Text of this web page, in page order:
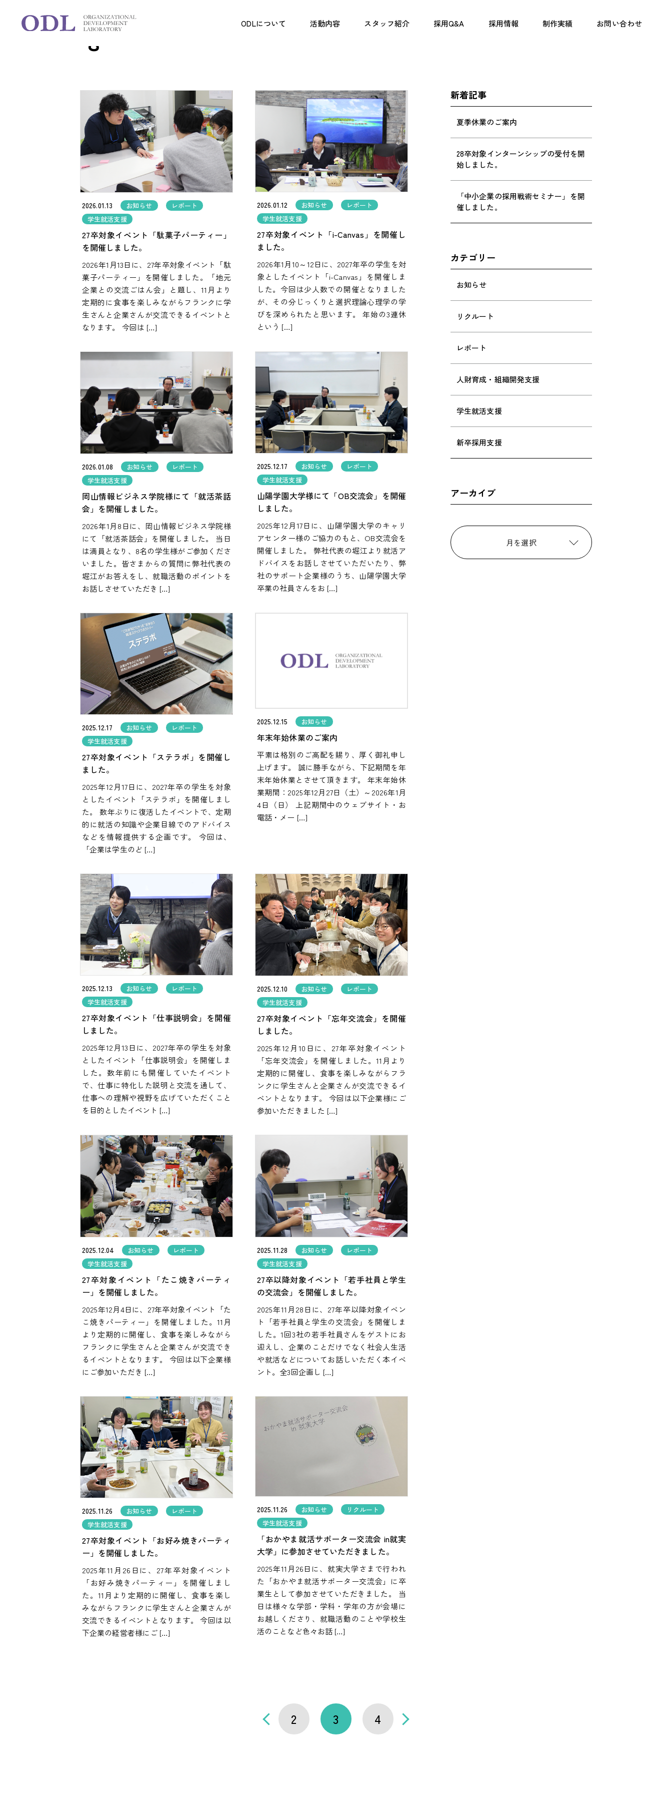
ODLについて 活動内容 スタッフ紹介 採用Q&A 採用情報 制作実績 お問い合わせ
Blog
2026.01.13 お知らせ
レポート
学生就活支援
27卒対象イベント「駄菓子パーティー」
を開催しました。
2026年1月13日に、27年卒対象イベント「駄
菓子パーティー」を開催しました。「地元
企業との交流ごはん会」と題し、11月より
定期的に食事を楽しみながらフランクに学
生さんと企業さんが交流できるイベントと
なります。 今回は […]
2026.01.12 お知らせ
レポート
学生就活支援
27卒対象イベント「i-Canvas」を開催し
ました。
2026年1月10～12日に、2027年卒の学生を対
象としたイベント「i-Canvas」を開催しま
した。今回は少人数での開催となりました
が、その分じっくりと選択理論心理学の学
びを深められたと思います。 年始の3連休
という […]
2026.01.08 お知らせ
レポート
学生就活支援
岡山情報ビジネス学院様にて「就活茶話
会」を開催しました。
2026年1月8日に、岡山情報ビジネス学院様
にて「就活茶話会」を開催しました。 当日
は満員となり、8名の学生様がご参加くださ
いました。皆さまからの質問に弊社代表の
堀江がお答えをし、就職活動のポイントを
お話しさせていただき […]
2025.12.17 お知らせ
レポート
学生就活支援
山陽学園大学様にて「OB交流会」を開催
しました。
2025年12月17日に、山陽学園大学のキャリ
アセンター様のご協力のもと、OB交流会を
開催しました。 弊社代表の堀江より就活ア
ドバイスをお話しさせていただいたり、弊
社のサポート企業様のうち、山陽学園大学
卒業の社員さんをお […]
2025.12.17 お知らせ
レポート
学生就活支援
27卒対象イベント「ステラボ」を開催し
ました。
2025年12月17日に、2027年卒の学生を対象
としたイベント「ステラボ」を開催しまし
た。 数年ぶりに復活したイベントで、定期
的に就活の知識や企業目線でのアドバイス
などを情報提供する企画です。 今回は、
「企業は学生のど […]
2025.12.15 お知らせ
年末年始休業のご案内
平素は格別のご高配を賜り、厚く御礼申し
上げます。 誠に勝手ながら、下記期間を年
末年始休業とさせて頂きます。 年末年始休
業期間：2025年12月27日（土）～2026年1月
4日（日） 上記期間中のウェブサイト・お
電話・メー […]
2025.12.13 お知らせ
レポート
学生就活支援
27卒対象イベント「仕事説明会」を開催
しました。
2025年12月13日に、2027年卒の学生を対象
としたイベント「仕事説明会」を開催しま
した。数年前にも開催していたイベント
で、仕事に特化した説明と交流を通して、
仕事への理解や視野を広げていただくこと
を目的としたイベント […]
2025.12.10 お知らせ
レポート
学生就活支援
27卒対象イベント「忘年交流会」を開催
しました。
2025年12月10日に、27年卒対象イベント
「忘年交流会」を開催しました。11月より
定期的に開催し、食事を楽しみながらフラ
ンクに学生さんと企業さんが交流できるイ
ベントとなります。 今回は以下企業様にご
参加いただきました […]
2025.12.04 お知らせ
レポート
学生就活支援
27卒対象イベント「たこ焼きパーティ
ー」を開催しました。
2025年12月4日に、27年卒対象イベント「た
こ焼きパーティー」を開催しました。11月
より定期的に開催し、食事を楽しみながら
フランクに学生さんと企業さんが交流でき
るイベントとなります。 今回は以下企業様
にご参加いただき […]
2025.11.28 お知らせ
レポート
学生就活支援
27卒以降対象イベント「若手社員と学生
の交流会」を開催しました。
2025年11月28日に、27年卒以降対象イベン
ト「若手社員と学生の交流会」を開催しま
した。1回3社の若手社員さんをゲストにお
迎えし、企業のことだけでなく社会人生活
や就活などについてお話しいただく本イベ
ント。全3回企画し […]
2025.11.26 お知らせ
レポート
学生就活支援
27卒対象イベント「お好み焼きパーティ
ー」を開催しました。
2025年11月26日に、27年卒対象イベント
「お好み焼きパーティー」を開催しまし
た。11月より定期的に開催し、食事を楽し
みながらフランクに学生さんと企業さんが
交流できるイベントとなります。 今回は以
下企業の経営者様にご […]
2025.11.26 お知らせ
リクルート
学生就活支援
「おかやま就活サポーター交流会 in就実
大学」に参加させていただきました。
2025年11月26日に、就実大学さまで行われ
た「おかやま就活サポーター交流会」に卒
業生として参加させていただきました。 当
日は様々な学部・学科・学年の方が会場に
お越しくださり、就職活動のことや学校生
活のことなど色々お話 […]
新着記事
夏季休業のご案内
28卒対象インターンシップの受付を開
始しました。
「中小企業の採用戦術セミナー」を開
催しました。
カテゴリー
お知らせ
リクルート
レポート
人財育成・組織開発支援
学生就活支援
新卒採用支援
アーカイブ
月を選択
2 3 4